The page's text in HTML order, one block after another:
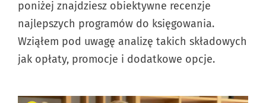
oceny produktów nie zależy od tej
współpracy.
poniżej znajdziesz obiektywne recenzje
najlepszych programów do księgowania.
Wziąłem pod uwagę analizę takich składowych
jak opłaty, promocje i dodatkowe opcje.